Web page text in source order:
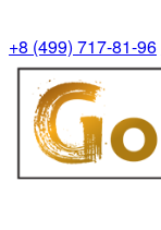
+8 (499) 717-81-96